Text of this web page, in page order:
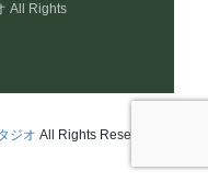
All Rights
ジオ All Rights Reserved.